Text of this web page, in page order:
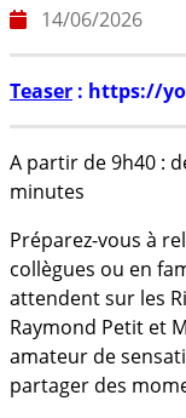
14/06/2026
Teaser : https://
A partir de 9h40 :
minutes
Préparez-vous à
collègues ou en
attendent sur les
Raymond Petit et
amateur de
partager des